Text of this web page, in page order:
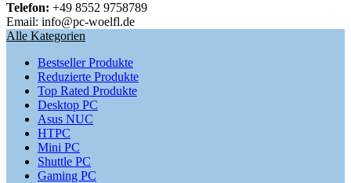
Telefon: +49 8552 9758789
Email: info@pc-woelfl.de
Alle Kategorien
Bestseller Produkte
Reduzierte Produkte
Top Rated Produkte
Desktop PC
Asus NUC
HTPC
Mini PC
Shuttle PC
Gaming PC